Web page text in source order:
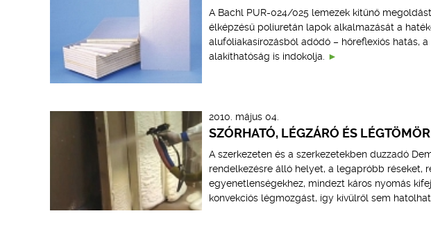
A Bachl PUR-024/025 lemezek kitűnő
élképzésű poliuretán lapok alkalmazását a
alufóliakasírozásból adódó – hőreflexiós hatás,
alakíthatóság is indokolja.
2010. május 04.
SZÓRHATÓ, LÉGZÁRÓ ÉS
A szerkezeten és a szerkezetekben duzzadó
rendelkezésre álló helyet, a legapróbb réseket,
egyenetlenségekhez, mindezt káros nyomás
konvekciós légmozgást, így kívülről sem